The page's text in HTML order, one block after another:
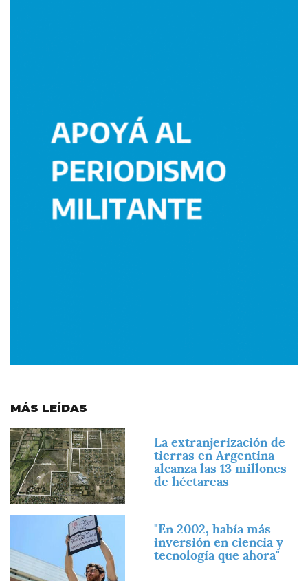
MÁS LEÍDAS
Imagen
La extranjerización de
tierras en Argentina
alcanza las 13 millones
de héctareas
"En 2002, había más
inversión en ciencia y
tecnología que ahora"